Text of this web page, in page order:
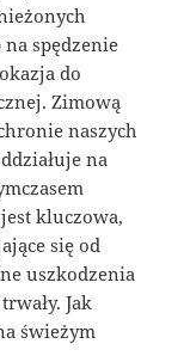
spędzenie
do
Zimową
naszych
na
kluczowa,
się od
uszkodzenia
Jak
świeżym